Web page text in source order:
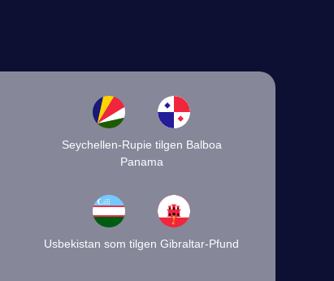
Seychellen-Rupie tilgen Balboa
Panama
Usbekistan som tilgen Gibraltar-Pfund